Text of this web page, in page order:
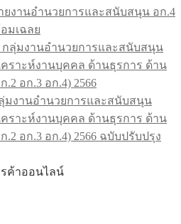
The
options
be
on
the
product
page
ยงานอำนวยการและสนับสนุน อก.4
มเฉลย
มงานอำนวยการและสนับสนุน
ราะห์งานบุคคล ด้านธุรการ ด้าน
อก.3 อก.4) 2566 ฉบับปรับปรุง
รค้าออนไลน์